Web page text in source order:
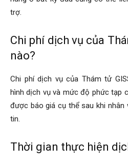
trợ.
Chi phí dịch vụ của
nào?
Chi phí dịch vụ của Thám tử
hình dịch vụ và mức độ phức tạp
được báo giá cụ thể sau khi nhân
tin.
Thời gian thực hiện